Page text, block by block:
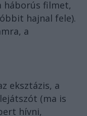
háborús filmet,
hajnal fele).
a
eksztázis, a
(ma is
hívni,